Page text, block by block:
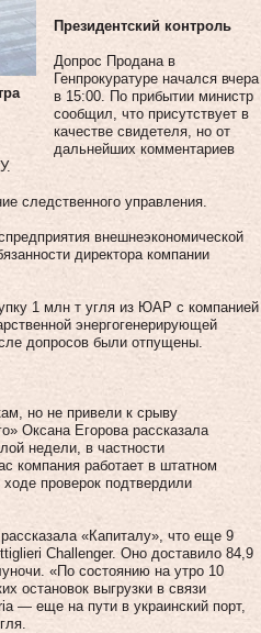
Президентский контроль
Допрос Продана в
Генпрокуратуре начался вчера
в 15:00. По прибытии министр
сообщил, что присутствует в
качестве свидетеля, но от
дальнейших комментариев
следственного управления.
внешнеэкономической
директора компании
1 млн т угля из ЮАР с компанией
энергогенерирующей
допросов были отпущены.
но не привели к срыву
Оксана Егорова рассказала
недели, в частности
компания работает в штатном
проверок подтвердили
«Капиталу», что еще 9
Challenger. Оно доставило 84,9
«По состоянию на утро 10
остановок выгрузки в связи
— еще на пути в украинский порт,